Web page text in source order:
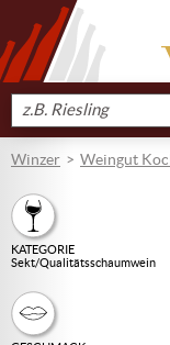
Produkt
suchen
Winzer Weingut
KATEGORIE
Sekt/Qualitätsschaumwein